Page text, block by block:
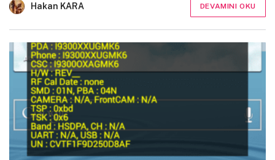
Hakan KARA DEVAMINI OKU